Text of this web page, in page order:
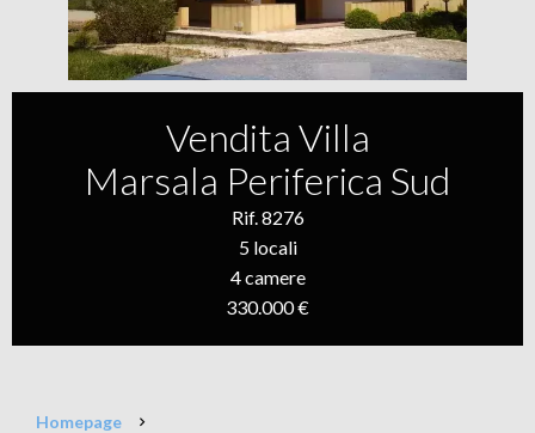
Vendita Villa
Marsala Periferica Sud
Rif. 8276
5 locali
4 camere
330.000 €
Homepage